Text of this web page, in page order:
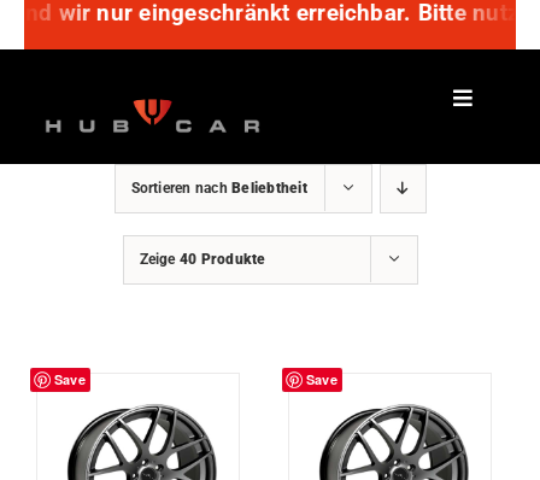
Zum
springen
wir nur eingeschränkt erreichbar. Bitte
Sortieren nachBeliebtheit
Zeige 40 Produkte
Save Save